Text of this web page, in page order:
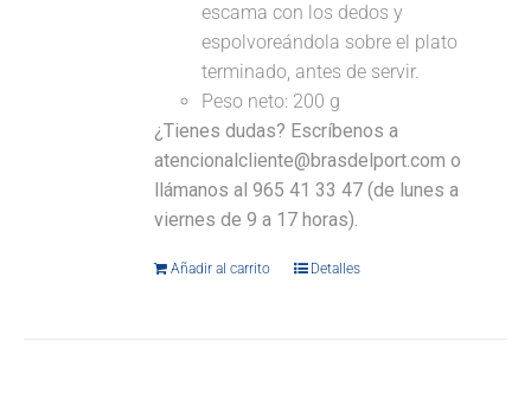
escama con los dedos y
espolvoreándola sobre el plato
terminado, antes de servir.
Peso neto: 200 g
¿Tienes dudas? Escríbenos a
atencionalcliente@brasdelport.com o
llámanos al 965 41 33 47 (de lunes a
viernes de 9 a 17 horas).
Añadir al carrito Detalles